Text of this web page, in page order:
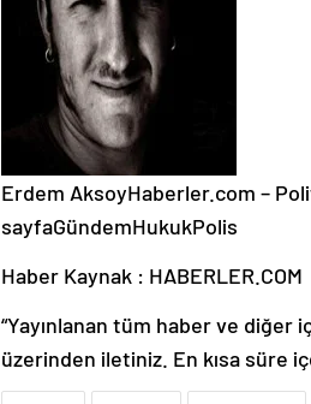
Erdem AksoyHaberler.com –
sayfaGündemHukukPolis
Haber Kaynak : HABERLER.COM
“Yayınlanan tüm haber ve
üzerinden iletiniz. En kısa süre